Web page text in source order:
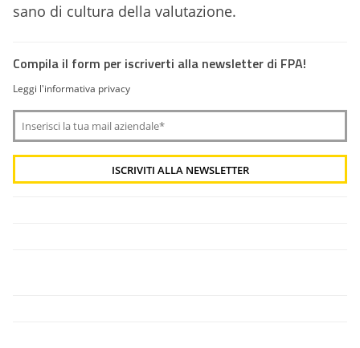
sano di cultura della valutazione.
Compila il form per iscriverti alla newsletter di FPA!
Leggi l'informativa privacy